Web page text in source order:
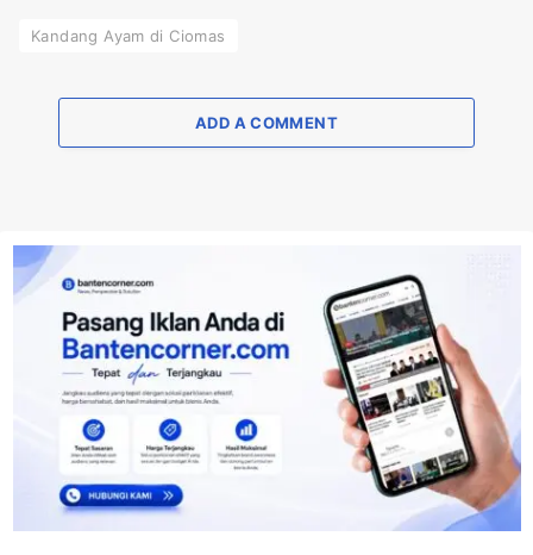
Kandang Ayam di Ciomas
ADD A COMMENT